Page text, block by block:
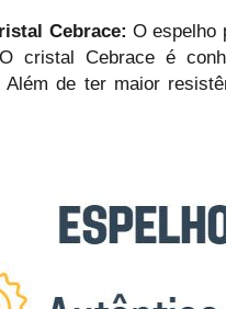
Cebrace: O espelho
cristal Cebrace é
Além de ter maior